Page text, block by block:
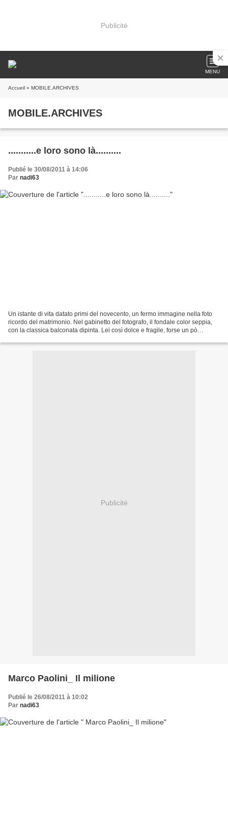
Publicité
MENU
Accueil » MOBILE.ARCHIVES
MOBILE.ARCHIVES
...........e loro sono là..........
Publié le 30/08/2011 à 14:06
Par nadi63
Un istante di vita datato primi del novecento, un fermo immagine nella foto
ricordo del matrimonio. Nel gabinetto del fotografo, il fondale color seppia,
con la classica balconata dipinta. Lei così dolce e fragile, forse un pò
Publicité
Marco Paolini_ Il milione
Publié le 26/08/2011 à 10:02
Par nadi63